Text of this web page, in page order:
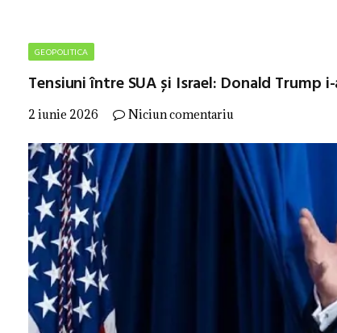
GEOPOLITICA
Tensiuni între SUA și Israel: Donald Trump
2 iunie 2026 Niciun comentariu